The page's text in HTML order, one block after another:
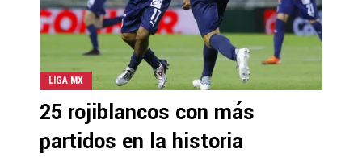
LIGA MX
25 rojiblancos con más
partidos en la historia